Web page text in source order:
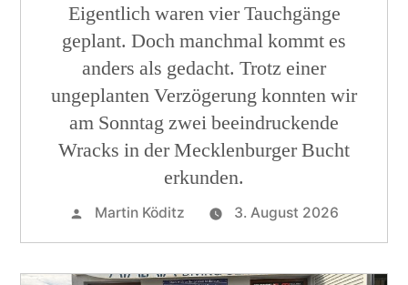
Eigentlich waren vier Tauchgänge
geplant. Doch manchmal kommt es
anders als gedacht. Trotz einer
ungeplanten Verzögerung konnten wir
am Sonntag zwei beeindruckende
Wracks in der Mecklenburger Bucht
erkunden.
Martin Köditz 3. August 2026